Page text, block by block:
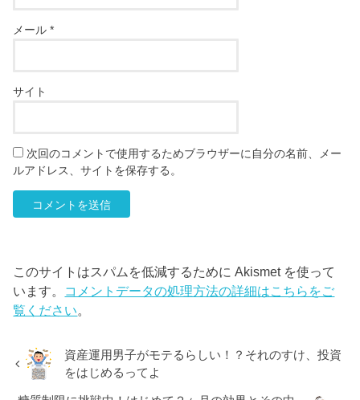
メール*
サイト
次回のコメントで使用するためブラウザーに自分の名前、メー
ルアドレス、サイトを保存する。
このサイトはスパムを低減するために Akismet を使って
います。 コメントデータの処理方法の詳細はこちらをご
覧ください。
資産運用男子がモテるらしい！？それのすけ、投資
をはじめるってよ